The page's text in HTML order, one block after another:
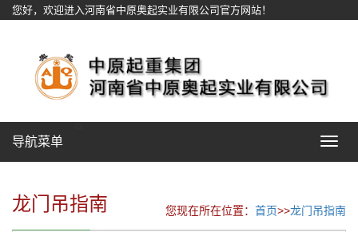
您好，欢迎进入河南省中原奥起实业有限公司官方网站！
Toggle
导航菜单
龙门吊指南 您现在所在位置： 首页>>龙门吊指南